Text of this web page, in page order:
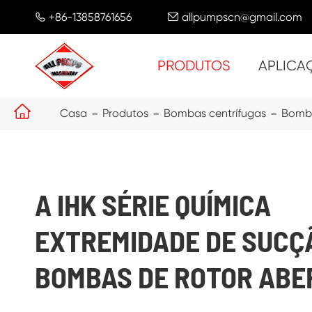
 +86-13858761656  allpumpscn@gmail.com
PRODUTOS
 Casa Produtos Bombas centrífugas
A IHK SÉRIE QUÍMICA
EXTREMIDADE DE
BOMBAS DE ROTOR